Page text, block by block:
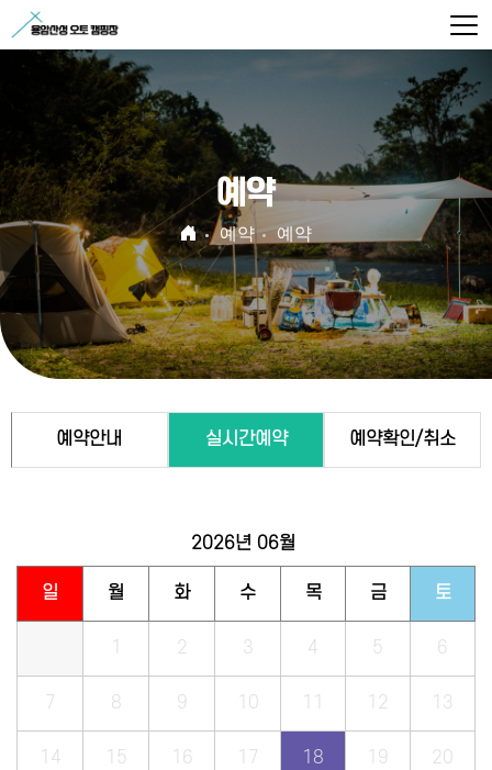
예약
예약 예약
예약안내 실시간예약 예약확인/취소
2026년 06월
일 월 화 수 목 금 토
1 2 3 4 5 6
7 8 9 10 11 12 13
14 15 16 17 18 19 20